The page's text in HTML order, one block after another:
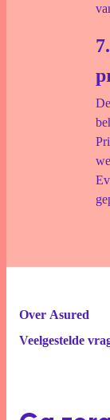
Over Asured
Veelgestelde